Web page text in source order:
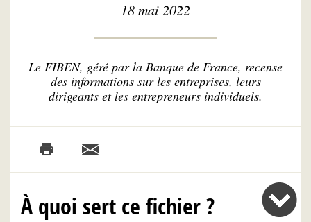
18 mai 2022
Le FIBEN, géré par la Banque de France, recense
des informations sur les entreprises, leurs
dirigeants et les entrepreneurs individuels.
À quoi sert ce fichier ?